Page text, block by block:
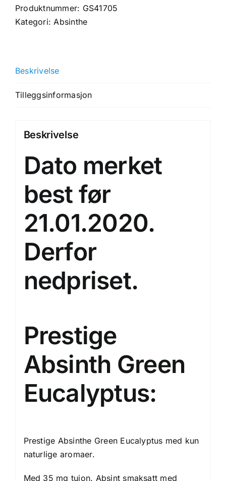
antall
Produktnummer: GS41705
Kategori:Absinthe
Beskrivelse
Tilleggsinformasjon
Beskrivelse
Dato merket
best før
21.01.2020.
Derfor
nedpriset.
Prestige
Absinth Green
Eucalyptus:
Prestige Absinthe Green Eucalyptus med kun
naturlige aromaer.
Med 35 mg tujon. Absint smaksatt med